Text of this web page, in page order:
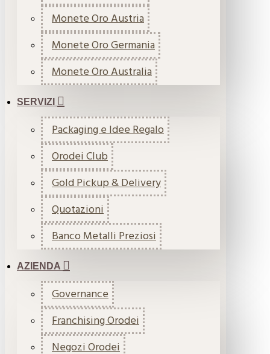
Monete Oro Austria
Monete Oro Germania
Monete Oro Australia
SERVIZI
Packaging e Idee Regalo
Orodei Club
Gold Pickup & Delivery
Quotazioni
Banco Metalli Preziosi
AZIENDA
Governance
Franchising Orodei
Negozi Orodei